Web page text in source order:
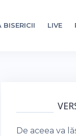
BISERICII LIVE
De aceea va